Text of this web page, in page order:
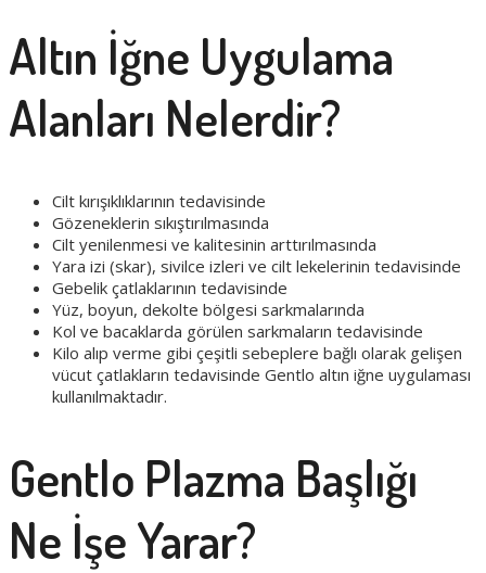
Altın İğne Uygulama
Alanları Nelerdir?
Cilt kırışıklıklarının tedavisinde
Gözeneklerin sıkıştırılmasında
Cilt yenilenmesi ve kalitesinin arttırılmasında
Yara izi (skar), sivilce izleri ve cilt lekelerinin tedavisinde
Gebelik çatlaklarının tedavisinde
Yüz, boyun, dekolte bölgesi sarkmalarında
Kol ve bacaklarda görülen sarkmaların tedavisinde
Kilo alıp verme gibi çeşitli sebeplere bağlı olarak gelişen
vücut çatlakların tedavisinde Gentlo altın iğne uygulaması
kullanılmaktadır.
Gentlo Plazma Başlığı
Ne İşe Yarar?